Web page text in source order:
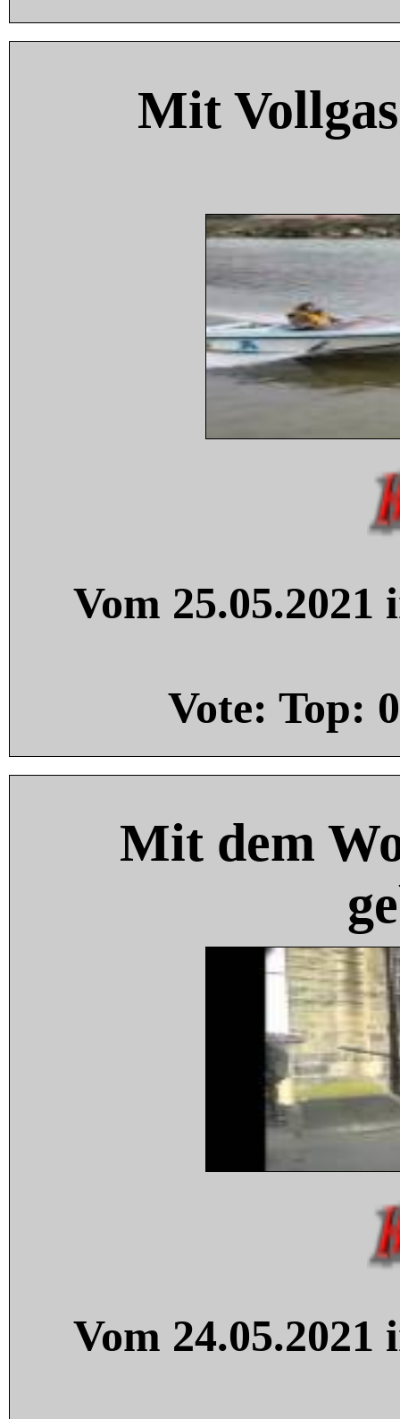
Mit
Vom
Vote: Top: 0
Mit dem
Vom